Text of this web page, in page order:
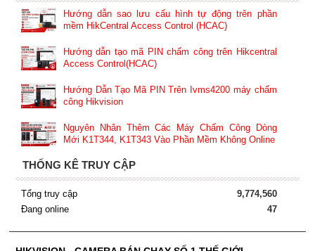
Hướng dẫn sao lưu cấu hình tự động trên phần
mềm HikCentral Access Control (HCAC)
Hướng dẫn tạo mã PIN chấm công trên Hikcentral
Access Control(HCAC)
Hướng Dẫn Tạo Mã PIN Trên Ivms4200 máy chấm
công Hikvision
Nguyên Nhân Thêm Các Máy Chấm Công Dòng
Mới K1T344, K1T343 Vào Phần Mềm Không Online
THỐNG KÊ TRUY CẬP
Tổng truy cập
9,774,560
Đang online
47